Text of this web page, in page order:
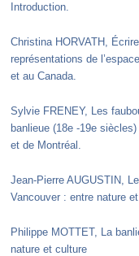
Introduction.
Christina HORVATH,
représentations de
et au Canada.
Sylvie FRENEY, Les
banlieue (18e -19e
et de Montréal.
Jean-Pierre AUGUSTIN,
Vancouver : entre nature
Philippe MOTTET, La
nature et culture